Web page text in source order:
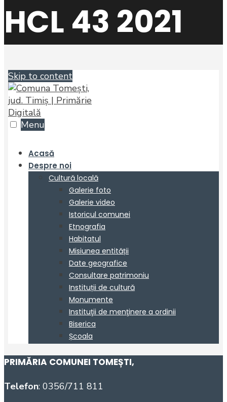
HCL 43 2021
PRIMĂRIA COMUNEI TOMEȘTI,
Telefon: 0356/711 811